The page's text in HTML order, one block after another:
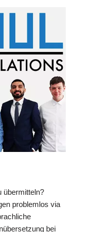
übermitteln?
problemlos via
bei